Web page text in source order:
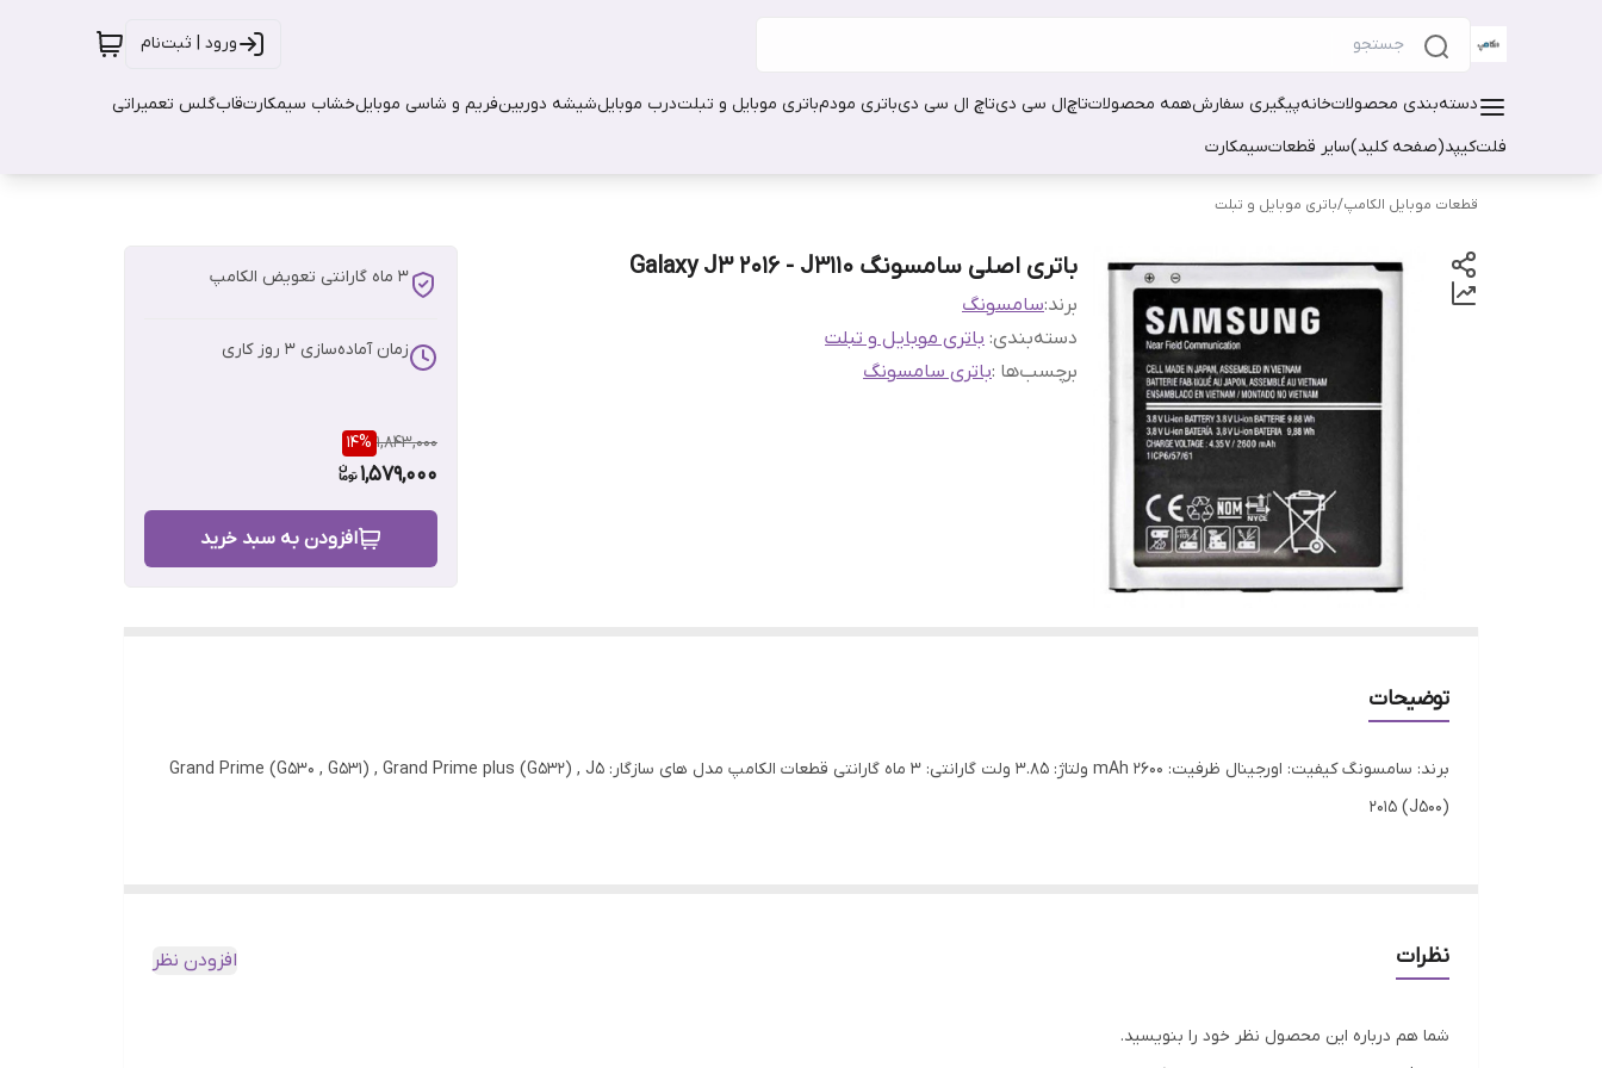
ورود | ثبت‌نام
دسته‌بندی محصولاتخانهپیگیری سفارشهمه محصولاتتاچال سی دیتاچ ال سی دیباتری مودمباتری موبایل و تبلتدرب موبایلشیشه دوربینفریم و شاسی موبایلخشاب سیمکارتقابگلس تعمیراتی
فلتکیپد(صفحه کلید)سایر قطعاتسیمکارت
قطعات موبایل الکامپ/باتری موبایل و تبلت
باتری اصلی سامسونگ Galaxy J3 2016 - J3110
برند:سامسونگ
دسته‌بندی: باتری موبایل و تبلت
برچسب‌ها :باتری سامسونگ
3 ماه گارانتی تعویض الکامپ
زمان آماده‌سازی 3 روز کاری
1,843,000
14%
1,579,000
افزودن به سبد خرید
توضیحات
برند: سامسونگ کیفیت: اورجینال ظرفیت: 2600 mAh ولتاژ: 3.85 ولت گارانتی: 3 ماه گارانتی قطعات الکامپ مدل های سازگار: Grand Prime (G530 , G531) , Grand Prime plus (G532) , J5
2015 (J500)
نظرات افزودن نظر
شما هم درباره این محصول نظر خود را بنویسید.